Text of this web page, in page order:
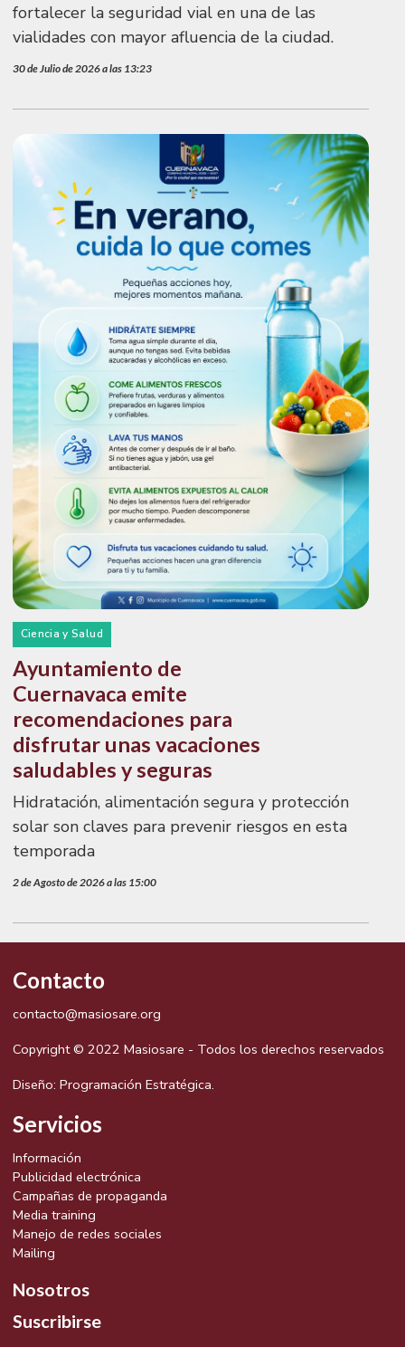
fortalecer la seguridad vial en una de las
vialidades con mayor afluencia de la ciudad.
30 de Julio de 2026 a las 13:23
Ciencia y Salud
Ayuntamiento de
Cuernavaca emite
recomendaciones para
disfrutar unas vacaciones
saludables y seguras
Hidratación, alimentación segura y protección
solar son claves para prevenir riesgos en esta
temporada
2 de Agosto de 2026 a las 15:00
Contacto
contacto@masiosare.org
Copyright © 2022 Masiosare - Todos los derechos reservados
Diseño: Programación Estratégica.
Servicios
Información
Publicidad electrónica
Campañas de propaganda
Media training
Manejo de redes sociales
Mailing
Nosotros
Suscribirse